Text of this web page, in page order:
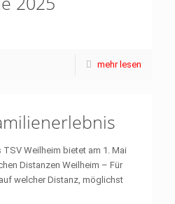
mehr lesen
Weilheim bietet am 1. Mai
Distanzen Weilheim – Für
welcher Distanz, möglichst